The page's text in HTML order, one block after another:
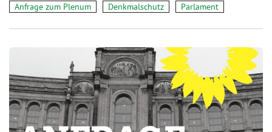
Anfrage zum Plenum Denkmalschutz Parlament